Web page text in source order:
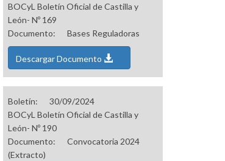
BOCyL Boletín Oficial de Castilla y
León- Nº 169
Documento:
Bases Reguladoras
Descargar Documento
Boletín:
30/09/2024
BOCyL Boletín Oficial de Castilla y
León- Nº 190
Documento:
Convocatoria 2024
(Extracto)